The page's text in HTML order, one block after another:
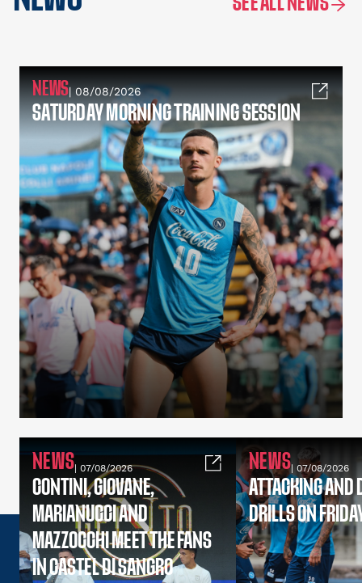
NEWS| 08/08/2026
SATURDAY MORNING TRAINING SESSION
NEWS| 07/08/2026
CONTINI, GIOVANE,
MARIANUCCI AND
MAZZOCCHI MEET THE FANS
IN CASTEL DI SANGRO
NEWS| 07/08/2026
ATTACKING AND
DRILLS ON